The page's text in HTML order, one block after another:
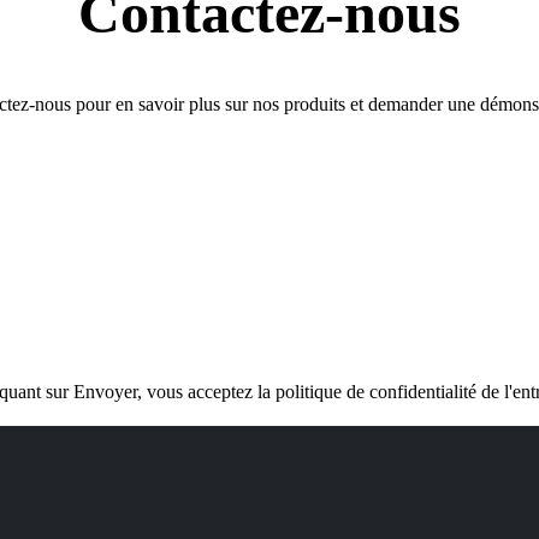
nous pour en savoir plus sur nos produits et demander une
sur Envoyer, vous acceptez la politique de confidentialité de